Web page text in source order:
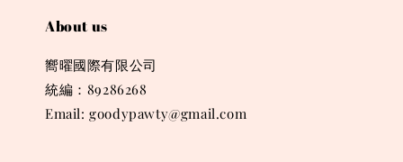
About us
嚮曜國際有限公司
統編：89286268
Email: goodypawty@gmail.com